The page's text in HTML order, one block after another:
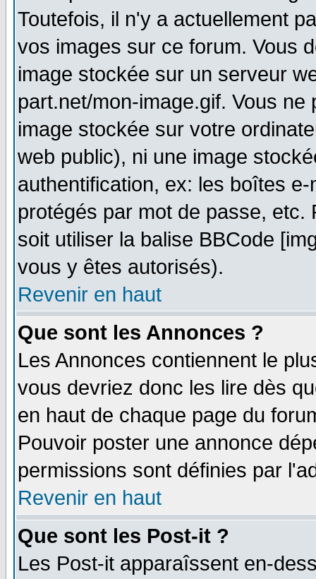
Toutefois, il n'y a actuellement
vos images sur ce forum. Vous
image stockée sur un serveur
part.net/mon-image.gif. Vous
image stockée sur votre
web public), ni une image
authentification, ex: les boîtes
protégés par mot de passe,
soit utiliser la balise BBCode
vous y êtes autorisés).
Revenir en haut
Que sont les Annonces ?
Les Annonces contiennent le
vous devriez donc les lire dès
en haut de chaque page du
Pouvoir poster une annonce
permissions sont définies par
Revenir en haut
Que sont les Post-it ?
Les Post-it apparaîssent en-